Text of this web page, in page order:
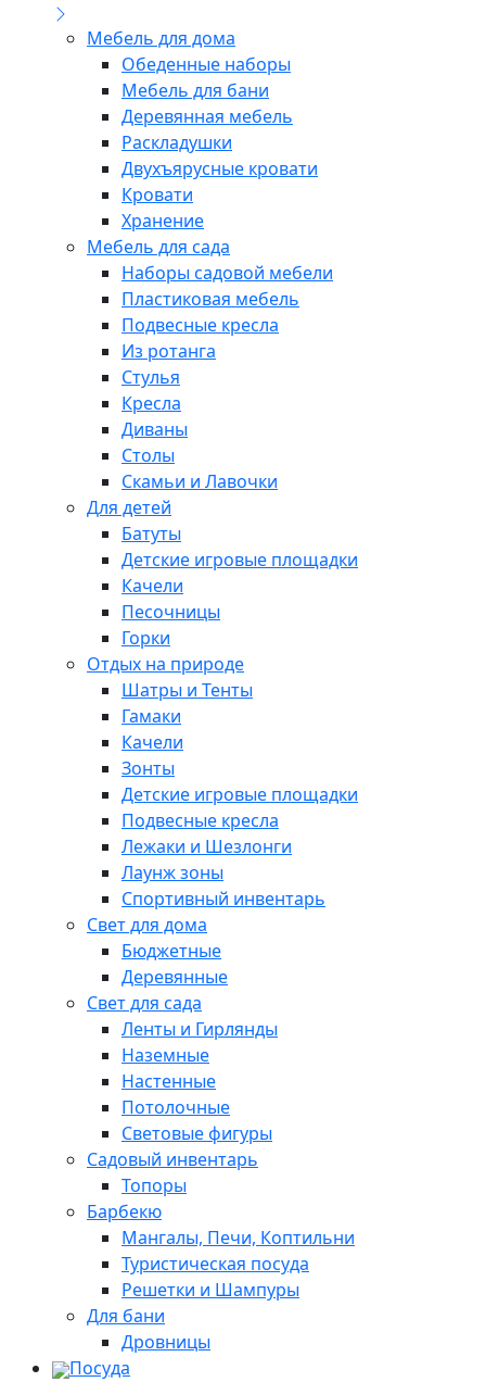
Мебель для дома
Обеденные наборы
Мебель для бани
Деревянная мебель
Раскладушки
Двухъярусные кровати
Кровати
Хранение
Мебель для сада
Наборы садовой мебели
Пластиковая мебель
Подвесные кресла
Из ротанга
Стулья
Кресла
Диваны
Столы
Скамьи и Лавочки
Для детей
Батуты
Детские игровые площадки
Качели
Песочницы
Горки
Отдых на природе
Шатры и Тенты
Гамаки
Качели
Зонты
Детские игровые площадки
Подвесные кресла
Лежаки и Шезлонги
Лаунж зоны
Спортивный инвентарь
Свет для дома
Бюджетные
Деревянные
Свет для сада
Ленты и Гирлянды
Наземные
Настенные
Потолочные
Световые фигуры
Садовый инвентарь
Топоры
Барбекю
Мангалы, Печи, Коптильни
Туристическая посуда
Решетки и Шампуры
Для бани
Дровницы
Посуда